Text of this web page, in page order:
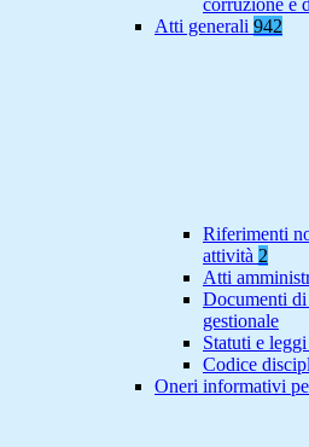
corruzione e
Atti generali 942
Riferimenti
attività 2
Atti
Documenti di
gestionale
Statuti e
Codice
Oneri informativi